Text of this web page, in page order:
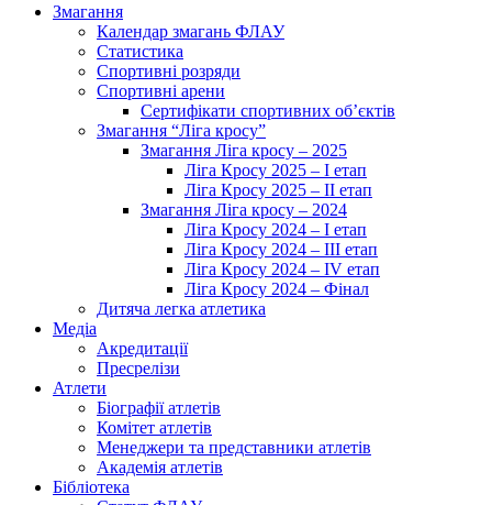
Змагання
Календар змагань ФЛАУ
Статистика
Спортивні розряди
Спортивні арени
Сертифікати спортивних об’єктів
Змагання “Ліга кросу”
Змагання Ліга кросу – 2025
Ліга Кросу 2025 – I етап
Ліга Кросу 2025 – II етап
Змагання Ліга кросу – 2024
Ліга Кросу 2024 – I етап
Ліга Кросу 2024 – III етап
Ліга Кросу 2024 – IV етап
Ліга Кросу 2024 – Фінал
Дитяча легка атлетика
Медіа
Акредитації
Пресрелізи
Атлети
Біографії атлетів
Комітет атлетів
Менеджери та представники атлетів
Академія атлетів
Бібліотека